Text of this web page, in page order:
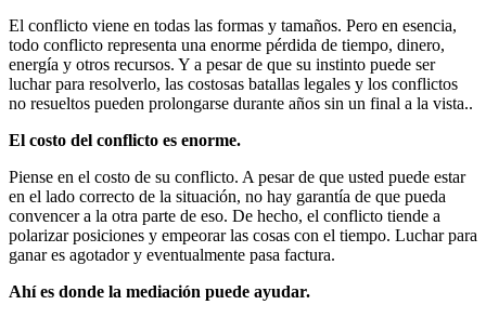
El conflicto viene en todas las formas y tamaños. Pero en esencia,
todo conflicto representa una enorme pérdida de tiempo, dinero,
energía y otros recursos. Y a pesar de que su instinto puede ser
luchar para resolverlo, las costosas batallas legales y los conflictos
no resueltos pueden prolongarse durante años sin un final a la vista..
El costo del conflicto es enorme.
Piense en el costo de su conflicto. A pesar de que usted puede estar
en el lado correcto de la situación, no hay garantía de que pueda
convencer a la otra parte de eso. De hecho, el conflicto tiende a
polarizar posiciones y empeorar las cosas con el tiempo. Luchar para
ganar es agotador y eventualmente pasa factura.
Ahí es donde la mediación puede ayudar.